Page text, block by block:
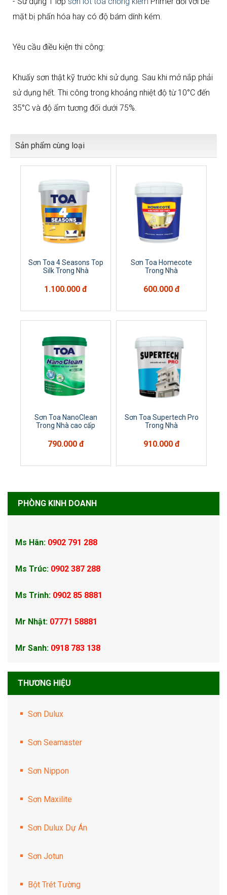
mặt bị phấn hóa hay có độ bám dính kém.
Yêu cầu điều kiện thi công:
Khuấy sơn thật kỹ trước khi sử dụng. Sau khi mở nắp phải
sử dụng hết. Thi công trong khoảng nhiệt độ từ 10°C đến
35°C và độ ẩm tương đối dưới 75%.
Sản phẩm cùng loại
Sơn Toa 4 Seasons Top
Silk Trong Nhà
1.100.000 đ
Sơn Toa Homecote
Trong Nhà
600.000 đ
Sơn Toa NanoClean
Trong Nhà cao cấp
790.000 đ
Sơn Toa Supertech Pro
Trong Nhà
910.000 đ
PHÒNG KINH DOANH
Ms Hân: 0902 791 288
Ms Trúc: 0902 387 288
Ms Trinh: 0902 85 8881
Mr Nhật: 07771 58881
Mr Sanh: 0918 783 138
THƯƠNG HIỆU
Sơn Dulux
Sơn Seamaster
Sơn Nippon
Sơn Maxilite
Sơn Dulux Dự Án
Sơn Jotun
Bột Trét Tường